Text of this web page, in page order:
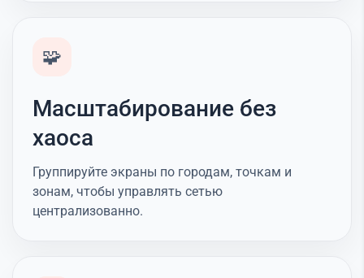
🧩
Масштабирование без
хаоса
Группируйте экраны по городам, точкам и
зонам, чтобы управлять сетью
централизованно.